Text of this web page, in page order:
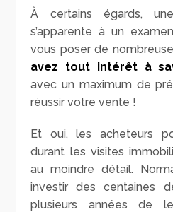
À certains égards,
s’apparente à un
vous poser de
avez tout intérêt à
avec un maximum de
réussir votre vente !
Et oui, les acheteurs
durant les visites
au moindre détail.
investir des centaines
plusieurs années de